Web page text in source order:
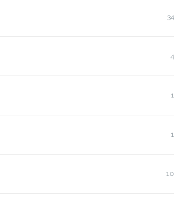
34
4
1
1
10